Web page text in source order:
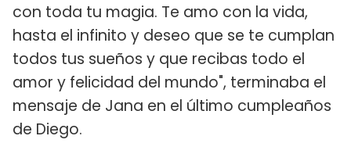
con toda tu magia. Te amo con la vida,
hasta el infinito y deseo que se te cumplan
todos tus sueños y que recibas todo el
amor y felicidad del mundo", terminaba el
mensaje de Jana en el último cumpleaños
de Diego.